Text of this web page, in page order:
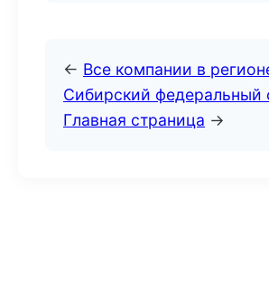
← Все компании в
Сибирский федеральный
Главная страница →